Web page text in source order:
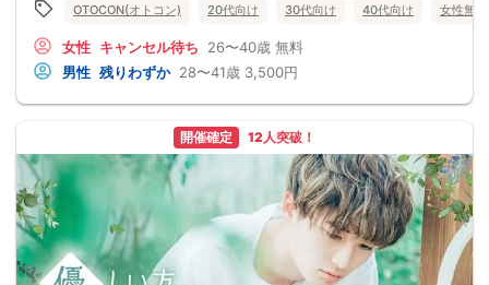
OTOCON(オトコン) 20代向け 30代向け 40代向け 女性無料
女性 キャンセル待ち 26〜40歳 無料
男性 残りわずか 28〜41歳 3,500円
開催確定 12人突破！